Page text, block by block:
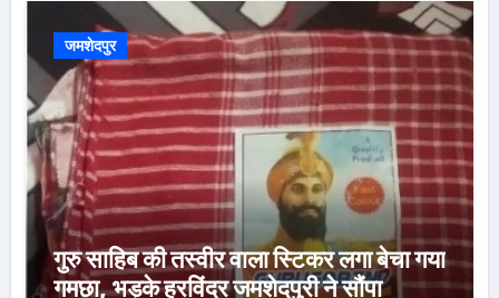
जमशेदपुर
गुरु साहिब की तस्वीर वाला स्टिकर लगा बेचा गया
गमछा, भड़के हरविंदर जमशेदपुरी ने सौंपा